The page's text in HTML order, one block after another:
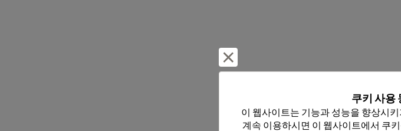
쿠키 사용
이 웹사이트는 기능과 성능을 향상시
계속 이용하시면 이 웹사이트에서 쿠